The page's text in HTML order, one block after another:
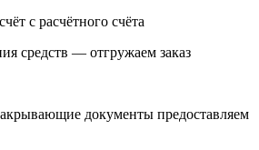
с расчётного счёта
средств — отгружаем заказ
документы предоставляем